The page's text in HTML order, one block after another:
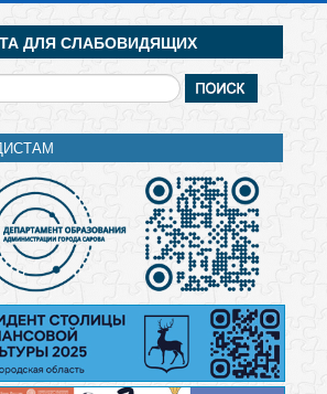
ДЛЯ СЛАБОВИДЯЩИХ